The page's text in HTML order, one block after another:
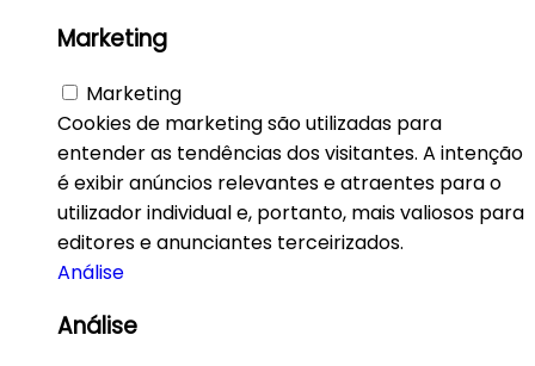
Marketing
Marketing
Cookies de marketing são utilizadas para
entender as tendências dos visitantes. A intenção
é exibir anúncios relevantes e atraentes para o
utilizador individual e, portanto, mais valiosos para
editores e anunciantes terceirizados.
Análise
Análise